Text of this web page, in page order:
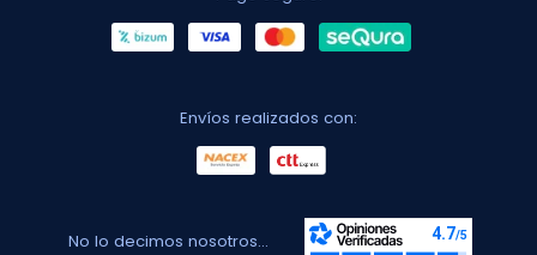
Envíos realizados con:
No lo decimos nosotros...